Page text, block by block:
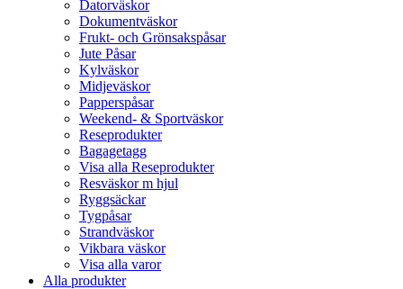
Datorväskor
Dokumentväskor
Frukt- och Grönsakspåsar
Jute Påsar
Kylväskor
Midjeväskor
Papperspåsar
Weekend- & Sportväskor
Reseprodukter
Bagagetagg
Visa alla Reseprodukter
Resväskor m hjul
Ryggsäckar
Tygpåsar
Strandväskor
Vikbara väskor
Visa alla varor
Alla produkter